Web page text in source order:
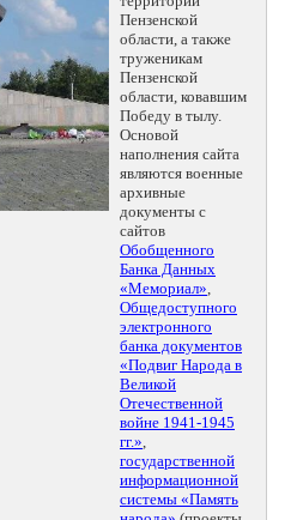
Пензенской
области, а также
труженикам
Пензенской
области, ковавшим
Победу в тылу.
Основой
наполнения сайта
являются военные
архивные
документы с
сайтов
Обобщенного
Банка Данных
«Мемориал»,
Общедоступного
электронного
банка документов
«Подвиг Народа в
Великой
Отечественной
войне 1941-1945
гг.»,
государственной
информационной
системы «Память